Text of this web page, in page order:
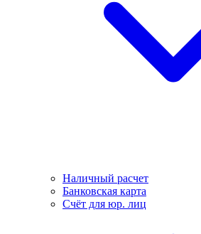
Наличный расчет
Банковская карта
Счёт для юр. лиц